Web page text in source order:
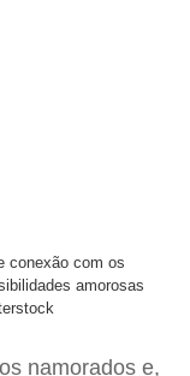
conexão com os
amorosas
namorados e,